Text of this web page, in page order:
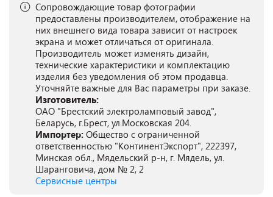
Сопровождающие товар фотографии
предоставлены производителем, отображение на
них внешнего вида товара зависит от настроек
экрана и может отличаться от оригинала.
Производитель может изменять дизайн,
технические характеристики и комплектацию
изделия без уведомления об этом продавца.
Уточняйте важные для Вас параметры при заказе.
Изготовитель:
ОАО "Брестский электроламповый завод",
Беларусь, г.Брест, ул.Московская 204.
Импортер: Общество с ограниченной
ответственностью "КонтинентЭкспорт", 222397,
Минская обл., Мядельский р-н, г. Мядель, ул.
Шаранговича, дом № 2, 2
Сервисные центры